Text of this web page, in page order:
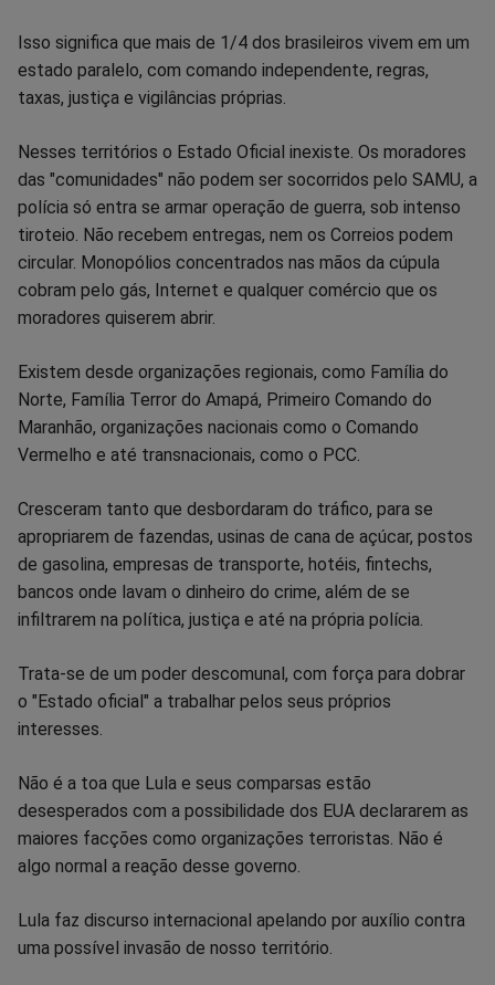
FacebookWhatsappTwitterMessengerTelegramGettr
Isso significa que mais de 1/4 dos brasileiros vivem em um
estado paralelo, com comando independente, regras,
taxas, justiça e vigilâncias próprias.
Nesses territórios o Estado Oficial inexiste. Os moradores
das "comunidades" não podem ser socorridos pelo SAMU, a
polícia só entra se armar operação de guerra, sob intenso
tiroteio. Não recebem entregas, nem os Correios podem
circular. Monopólios concentrados nas mãos da cúpula
cobram pelo gás, Internet e qualquer comércio que os
moradores quiserem abrir.
Existem desde organizações regionais, como Família do
Norte, Família Terror do Amapá, Primeiro Comando do
Maranhão, organizações nacionais como o Comando
Vermelho e até transnacionais, como o PCC.
Cresceram tanto que desbordaram do tráfico, para se
apropriarem de fazendas, usinas de cana de açúcar, postos
de gasolina, empresas de transporte, hotéis, fintechs,
bancos onde lavam o dinheiro do crime, além de se
infiltrarem na política, justiça e até na própria polícia.
Trata-se de um poder descomunal, com força para dobrar
o "Estado oficial" a trabalhar pelos seus próprios
interesses.
Não é a toa que Lula e seus comparsas estão
desesperados com a possibilidade dos EUA declararem as
maiores facções como organizações terroristas. Não é
algo normal a reação desse governo.
Lula faz discurso internacional apelando por auxílio contra
uma possível invasão de nosso território.